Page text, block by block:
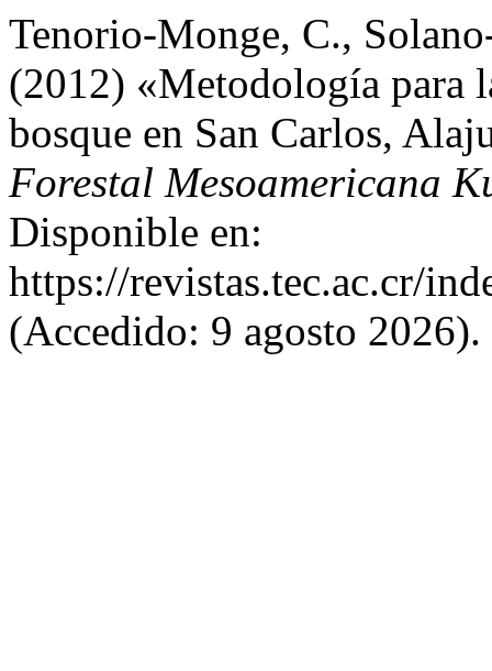
Tenorio-Monge, C.,
(2012) «Metodología para
bosque en San Carlos,
Forestal Mesoamericana
Disponible en:
https://revistas.tec.ac.cr/
(Accedido: 9 agosto 2026).